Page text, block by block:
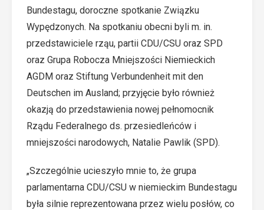
Bundestagu, doroczne spotkanie Związku
Wypędzonych. Na spotkaniu obecni byli m. in.
przedstawiciele rząu, partii CDU/CSU oraz SPD
oraz Grupa Robocza Mniejszości Niemieckich
AGDM oraz Stiftung Verbundenheit mit den
Deutschen im Ausland; przyjęcie było również
okazją do przedstawienia nowej pełnomocnik
Rządu Federalnego ds. przesiedleńców i
mniejszości narodowych, Natalie Pawlik (SPD).
„Szczególnie ucieszyło mnie to, że grupa
parlamentarna CDU/CSU w niemieckim Bundestagu
była silnie reprezentowana przez wielu posłów, co